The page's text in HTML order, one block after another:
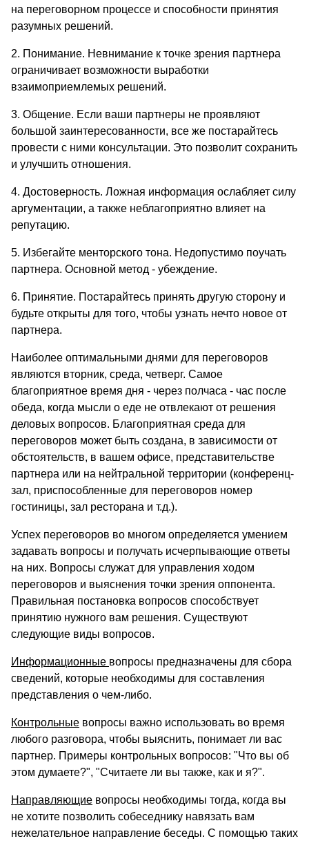
на переговорном процессе и способности принятия
разумных решений.
2. Понимание. Невнимание к точке зрения партнера
ограничивает возможности выработки
взаимоприемлемых решений.
3. Общение. Если ваши партнеры не проявляют
большой заинтересованности, все же постарайтесь
провести с ними консультации. Это позволит сохранить
и улучшить отношения.
4. Достоверность. Ложная информация ослабляет силу
аргументации, а также неблагоприятно влияет на
репутацию.
5. Избегайте менторского тона. Недопустимо поучать
партнера. Основной метод - убеждение.
6. Принятие. Постарайтесь принять другую сторону и
будьте открыты для того, чтобы узнать нечто новое от
партнера.
Наиболее оптимальными днями для переговоров
являются вторник, среда, четверг. Самое
благоприятное время дня - через полчаса - час после
обеда, когда мысли о еде не отвлекают от решения
деловых вопросов. Благоприятная среда для
переговоров может быть создана, в зависимости от
обстоятельств, в вашем офисе, представительстве
партнера или на нейтральной территории (конференц-
зал, приспособленные для переговоров номер
гостиницы, зал ресторана и т.д.).
Успех переговоров во многом определяется умением
задавать вопросы и получать исчерпывающие ответы
на них. Вопросы служат для управления ходом
переговоров и выяснения точки зрения оппонента.
Правильная постановка вопросов способствует
принятию нужного вам решения. Существуют
следующие виды вопросов.
Информационные вопросы предназначены для сбора
сведений, которые необходимы для составления
представления о чем-либо.
Контрольные вопросы важно использовать во время
любого разговора, чтобы выяснить, понимает ли вас
партнер. Примеры контрольных вопросов: "Что вы об
этом думаете?", "Считаете ли вы также, как и я?".
Направляющие вопросы необходимы тогда, когда вы
не хотите позволить собеседнику навязать вам
нежелательное направление беседы. С помощью таких